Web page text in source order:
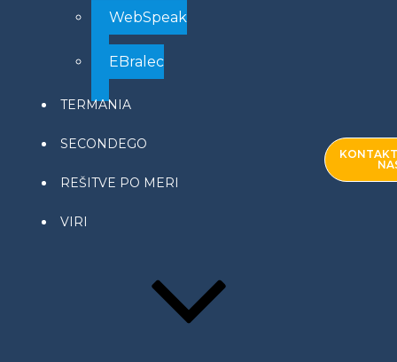
WebSpeak
EBralec
TERMANIA
SECONDEGO
REŠITVE PO MERI
VIRI